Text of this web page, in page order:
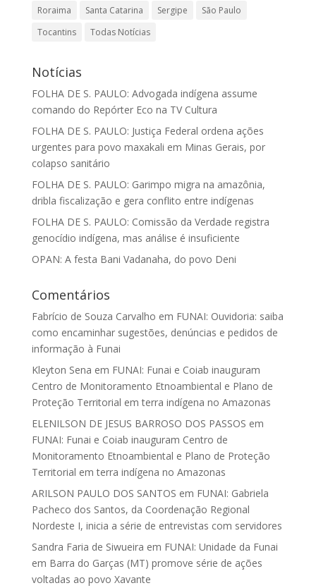
Roraima
Santa Catarina Sergipe
São Paulo
Tocantins
Todas Notícias
Notícias
FOLHA DE S. PAULO: Advogada indígena assume
comando do Repórter Eco na TV Cultura
FOLHA DE S. PAULO: Justiça Federal ordena ações
urgentes para povo maxakali em Minas Gerais, por
colapso sanitário
FOLHA DE S. PAULO: Garimpo migra na amazônia,
dribla fiscalização e gera conflito entre indígenas
FOLHA DE S. PAULO: Comissão da Verdade registra
genocídio indígena, mas análise é insuficiente
OPAN: A festa Bani Vadanaha, do povo Deni
Comentários
Fabrício de Souza Carvalho em FUNAI: Ouvidoria: saiba
como encaminhar sugestões, denúncias e pedidos de
informação à Funai
Kleyton Sena em FUNAI: Funai e Coiab inauguram
Centro de Monitoramento Etnoambiental e Plano de
Proteção Territorial em terra indígena no Amazonas
ELENILSON DE JESUS BARROSO DOS PASSOS em
FUNAI: Funai e Coiab inauguram Centro de
Monitoramento Etnoambiental e Plano de Proteção
Territorial em terra indígena no Amazonas
ARILSON PAULO DOS SANTOS em FUNAI: Gabriela
Pacheco dos Santos, da Coordenação Regional
Nordeste I, inicia a série de entrevistas com servidores
Sandra Faria de Siwueira em FUNAI: Unidade da Funai
em Barra do Garças (MT) promove série de ações
voltadas ao povo Xavante